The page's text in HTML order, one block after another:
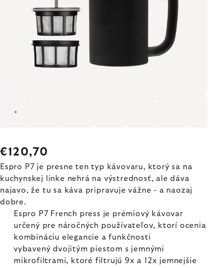
€120,70
Espro P7 je presne ten typ kávovaru, ktorý sa na
kuchynskej linke nehrá na výstrednosť, ale dáva
najavo, že tu sa káva pripravuje vážne - a naozaj
dobre.
Espro P7 French press je prémiový kávovar
určený pre náročných používateľov, ktorí ocenia
kombináciu elegancie a funkčnosti
vybavený dvojitým piestom s jemnými
mikrofiltrami, ktoré filtrujú 9x a 12x jemnejšie